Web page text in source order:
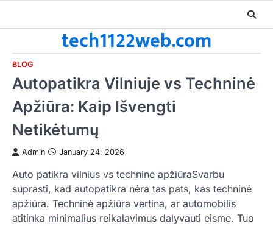
tech1122web.com
BLOG
Autopatikra Vilniuje vs Techninė
Apžiūra: Kaip Išvengti
Netikėtumų
Admin January 24, 2026
Auto patikra vilnius vs techninė apžiūraSvarbu
suprasti, kad autopatikra nėra tas pats, kas techninė
apžiūra. Techninė apžiūra vertina, ar automobilis
atitinka minimalius reikalavimus dalyvauti eisme. Tuo